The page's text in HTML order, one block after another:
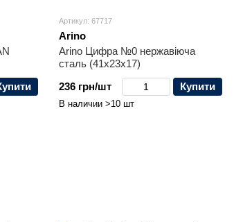
Артикул: 67717
Arino
Arino Цифра №0 нержавіюча
сталь (41x23x17)
236 грн/шт
Купити
В наличии >10 шт